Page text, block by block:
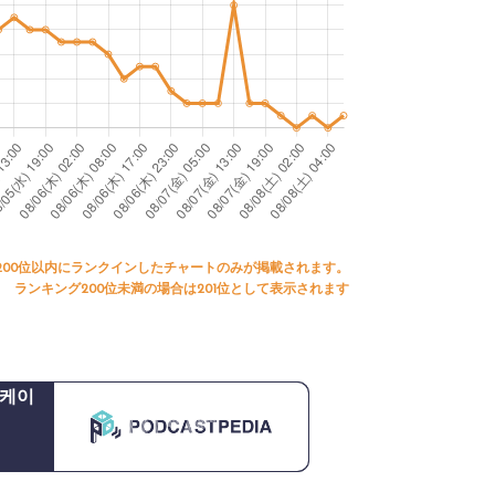
位以内にランクインしたチャートのみが掲載されます。
ランキング200位未満の場合は201位として表示されます
이